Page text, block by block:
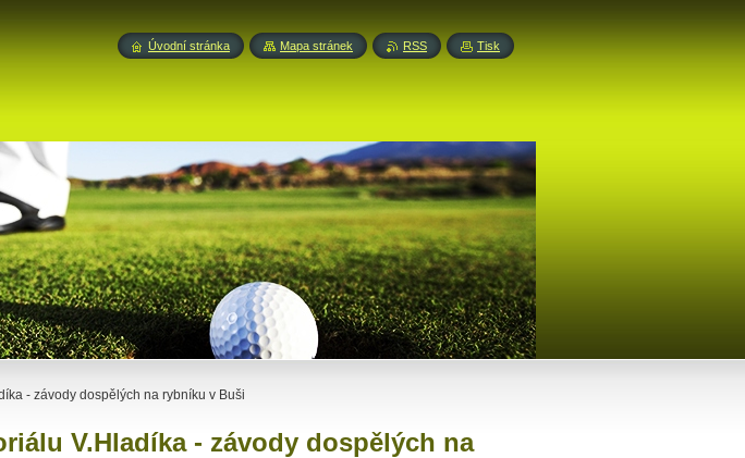
- závody dospělých na rybníku v Buši
V.Hladíka - závody dospělých na
Úvodní stránka Mapa stránek RSS Tisk